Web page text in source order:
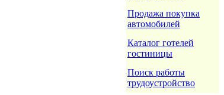
Продажа покупка
автомобилей
Каталог готелей
гостиницы
Поиск работы
трудоустройство